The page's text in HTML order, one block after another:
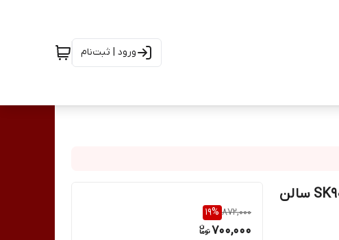
ورود | ثبت‌نام
دستگاه یو وی قلمی شارژی یووی هندلایت مدل SK900 سالن
872,000
19%
700,000